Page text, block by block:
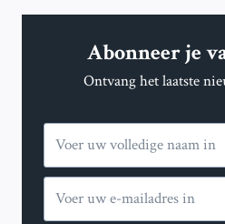
Abonneer je
Ontvang het laatste